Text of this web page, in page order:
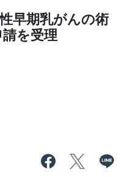
早期乳がんの術
を受理